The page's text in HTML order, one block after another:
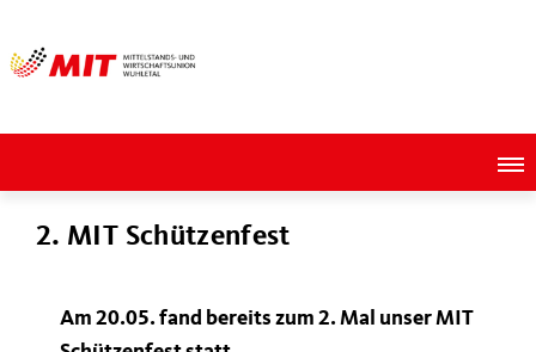
2. MIT Schützenfest
Am 20.05. fand bereits zum 2. Mal unser MIT